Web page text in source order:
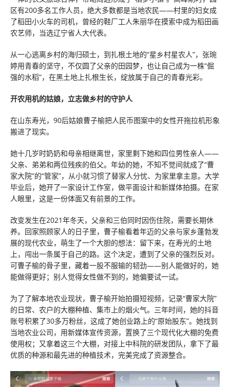
区有200多名工作人员，绝大多数都是当地农民——村里的妇女成
了稻田小火车的司机，曾经的鞋厂工人朱丽华在摸索中成为稻田画
农艺师，当选辽宁省人大代表。
从一心逃离乡村的海归硕士，到扎根土地的“星乡村星农人”，张琬
婷用青春的坚守，不仅圆了父亲的田园梦，也让自己成为一株“倔
强的水稻”，在黑土地上扎根生长，绽放属于自己的青春光彩。
开农用机的姑娘，立志做乡村的守护人
在山东寿光，90后姑娘曹子榆把人民币图案中的女性开拖拉机形象
搬进了现实。
她十几岁时奶奶和母亲相继离世，家里剩下她和四位男性亲人——
父亲、弟弟和两位残疾的伯父。年幼的她，不知不觉间就成了“曹
家大院”的“管家”，从小就习惯了替家人分忧、为家里拿主意。大学
毕业后，她开了一家设计工作室，做平面设计和新媒体拍摄。在家
人眼里，这是一份体面又有前景的工作。
改变发生在2021年冬天，父亲和三伯同时因伤住院，需要长期休
养。回家照顾家人的日子里，曹子榆看着年迈的父亲与家乡蓬勃发
展的现代农业，萌生了一个大胆的想法：留下来，在寿光的土地
上，闯出一条属于自己的路。这个决定，遭到了父亲的强烈反对。
可曹子榆的骨子里，藏着一股不服输的韧劲——别人能做好的，她
能做得更好；别人觉得女性做不到的，她偏要试一试。
为了了解本地农业现状，曹子榆开始拍摄短视频，记录“曹家大院”
的日常、农户的大棚种植、集市上的烟火气。三年时间，她的抖音
账号积累了30多万粉丝，这成了她创业路上的“原始股东”。她找到
当地农业公司，用新媒体宣传资源，置换了三个现代化大棚的免费
使用权；又拿着这三个大棚，对接上中科院的研发团队，拿下了最
优质的种源和最先进的种植技术，完美完成了资源整合。